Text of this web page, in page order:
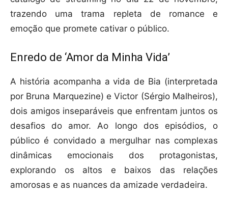
trazendo uma trama repleta de romance e
emoção que promete cativar o público.
Enredo de ‘Amor da Minha Vida’
A história acompanha a vida de Bia (interpretada
por Bruna Marquezine) e Victor (Sérgio Malheiros),
dois amigos inseparáveis que enfrentam juntos os
desafios do amor. Ao longo dos episódios, o
público é convidado a mergulhar nas complexas
dinâmicas emocionais dos protagonistas,
explorando os altos e baixos das relações
amorosas e as nuances da amizade verdadeira.